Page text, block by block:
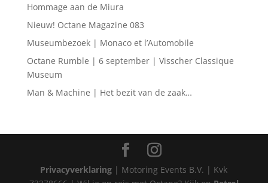
Hommage aan de Miura
Nieuw! Octane Magazine 083
Museumbezoek | Monaco et l’Automobile
Octane Rumble | 6 september | Visscher Classique
Museum
Man & Machine | Het bezit van de zaak…
Privacyverklaring | Motoring Events B.V. | Kvk